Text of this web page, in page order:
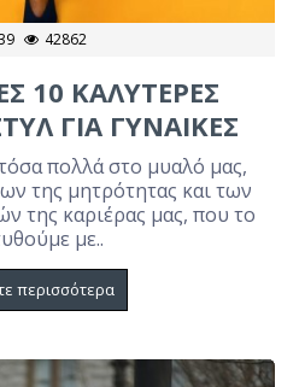
42862
10 ΚΑΛΎΤΕΡΕΣ
ΓΙΑ ΓΥΝΑΊΚΕΣ
πολλά στο μυαλό μας,
της μητρότητας και των
της καριέρας μας, που το
με..
περισσότερα